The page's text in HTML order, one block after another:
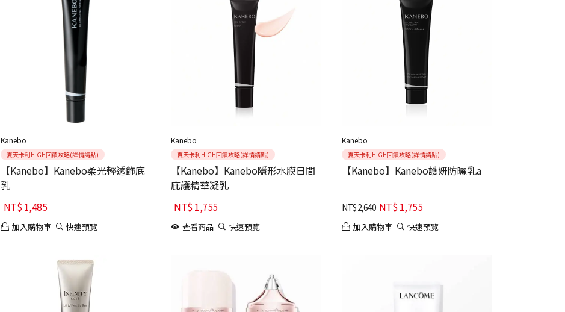
Kanebo
夏天卡利HIGH回饋攻略(詳情請點)
【Kanebo】Kanebo柔光輕透飾底
乳
NT$1,485
加入購物車 快速預覽
Kanebo
夏天卡利HIGH回饋攻略(詳情請點)
【Kanebo】Kanebo隱形水膜日間
庇護精華凝乳
NT$1,755
查看商品 快速預覽
Kanebo
夏天卡利HIGH回饋攻略(詳情請點)
【Kanebo】Kanebo護妍防曬乳a
NT$2,640 NT$1,755
加入購物車 快速預覽